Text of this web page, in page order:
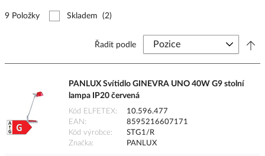
9 Položky Skladem (2)
Řadit podle
PANLUX Svítidlo GINEVRA UNO 40W G9 stolní
lampa IP20 červená
Kód ELFETEX
10.596.477
EAN
8595216607171
Kód výrobce
STG1/R
Značka
PANLUX